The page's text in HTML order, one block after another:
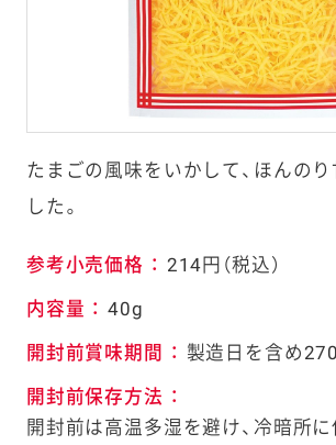
たまごの風味をいかして、ほんの
した。
参考小売価格 ： 214円（税込）
内容量 ： 40g
開封前賞味期間 ： 製造日を含め
開封前保存方法 ：
開封前は高温多湿を避け、冷暗所